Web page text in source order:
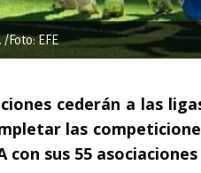
Foto: EFE
cederán a las
las
con sus 55